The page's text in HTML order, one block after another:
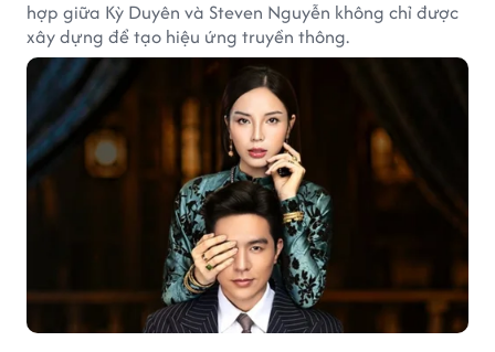
hợp giữa Kỳ Duyên và Steven Nguyễn không chỉ được
xây dựng để tạo hiệu ứng truyền thông.